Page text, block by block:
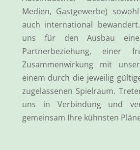
Medien, Gastgewerbe)
auch international
uns für den Ausbau
Partnerbeziehung, einer
Zusammenwirkung mit
einem durch die jeweilig
zugelassenen Spielraum.
uns in Verbindung und
gemeinsam Ihre kühnsten